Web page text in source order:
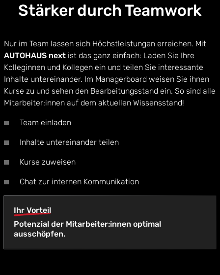
Stärker durch Teamwork
Nur im Team lassen sich Höchstleistungen erreichen. Mit
AUTOHAUS next ist das ganz einfach: Laden Sie Ihre
Kolleginnen und Kollegen ein und teilen Sie interessante
Inhalte untereinander. Im Managerboard weisen Sie ihnen
Kurse zu und sehen den Bearbeitungsstand ein. So sind alle
Mitarbeiter:innen auf dem aktuellen Wissensstand!
Team einladen
Inhalte untereinander teilen
Kurse zuweisen
Chat zur internen Kommunikation
Ihr Vorteil
Potenzial der Mitarbeiter:innen optimal
ausschöpfen.